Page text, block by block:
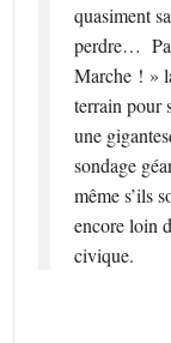
quasiment
perdre…
Marche ! »
terrain pour
une
sondage
même s’ils
encore loin
civique.